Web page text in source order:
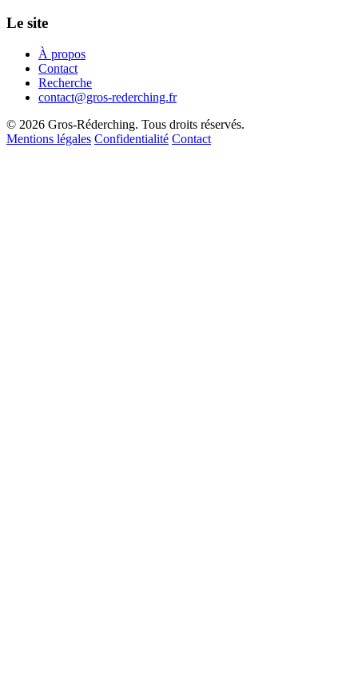
Le site
À propos
Contact
Recherche
contact@gros-rederching.fr
© 2026 Gros-Réderching. Tous droits réservés.
Mentions légales Confidentialité Contact